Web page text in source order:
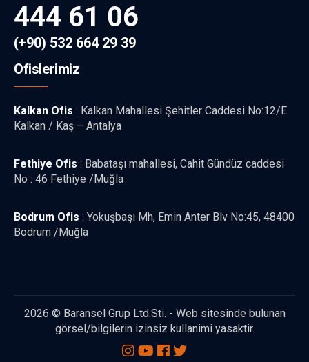
444 61 06
(+90) 532 664 29 39
Ofislerimiz
Kalkan Ofis : Kalkan Mahallesi Şehitler Caddesi No:12/E
Kalkan / Kaş – Antalya
Fethiye Ofis : Babataşı mahallesi, Cahit Gündüz caddesi
No : 46 Fethiye /Muğla
Bodrum Ofis : Yokuşbaşı Mh, Emin Anter Blv No:45, 48400
Bodrum /Muğla
2026 © Baransel Grup Ltd.Sti. - Web sitesinde bulunan
görsel/bilgilerin izinsiz kullanimi yasaktir.